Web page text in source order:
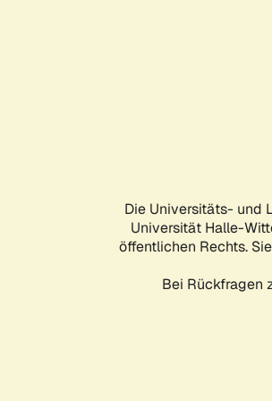
Die Universitäts- und
Universität Halle-
öffentlichen Rechts.
Bei Rückfragen